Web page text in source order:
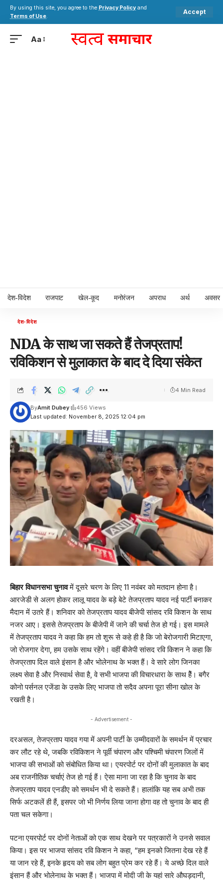
By using this site, you agree to the Privacy Policy and
Terms of Use.
Accept
Aa
देश-विदेश राजपाट खेल-कूद मनोरंजन अपराध अर्थ अवसर
देश-विदेश
NDA के साथ जा सकते हैं तेजप्रताप!
रविकिशन से मुलाकात के बाद दे दिया संकेत
Last updated: November 8, 2025 12:04 pm
ByAmit Dubey 456 Views
4 Min Read
बिहार विधानसभा चुनावमें दूसरे चरण के लिए 11 नवंबर को मतदान होना है।
आरजेडी से अलग होकर लालू यादव के बड़े बेटे तेजप्रताप यादव नई पार्टी बनाकर
मैदान में उतरे हैं। शनिवार को तेजप्रताप यादव बीजेपी सांसद रवि किशन के साथ
नजर आए। इससे तेजप्रताप के बीजेपी में जाने की चर्चा तेज हो गई। इस मामले
में तेजप्रताप यादव ने कहा कि हम तो शुरू से कहे ही है कि जो बेरोजगारी मिटाएगा,
जो रोजगार देगा, हम उसके साथ रहेंगे। वहीं बीजेपी सांसद रवि किशन ने कहा कि
तेजप्रताप दिल वाले इंसान है और भोलेनाथ के भक्त हैं। वे सारे लोग जिनका
लक्ष्य सेवा है और निस्वार्थ सेवा है, वे सभी भाजपा की विचारधारा के साथ हैें। बगैर
कोनो पर्सनल एजेंडा के उसके लिए भाजपा तो सदैव अपना पूरा सीना खोल के
रखती है।
- Advertisement -
दरअसल, तेजप्रताप यादव गया में अपनी पार्टी के उम्मीदवारों के समर्थन में प्रचार
कर लौट रहे थे, जबकि रविकिशन ने पूर्वी चंपारण और पश्चिमी चंपारण जिलों में
भाजपा की सभाओं को संबोधित किया था। एयरपोर्ट पर दोनों की मुलाकात के बाद
अब राजनीतिक चर्चाएं तेज हो गई हैं। ऐसा माना जा रहा है कि चुनाव के बाद
तेजप्रताप यादव एनडीए को समर्थन भी दे सकते हैं। हालांकि यह सब अभी तक
सिर्फ अटकलें ही हैं, इसपर जो भी निर्णय लिया जाना होगा वह तो चुनाव के बाद ही
पता चल सकेगा।
पटना एयरपोर्ट पर दोनों नेताओं को एक साथ देखने पर पत्रकारों ने उनसे सवाल
किया। इस पर भाजपा सांसद रवि किशन ने कहा, “हम इनको जितना देख रहे हैं
या जान रहे हैं, इनके हृदय को सब लोग बहुत प्रेम कर रहे हैं। ये अच्छे दिल वाले
इंसान हैं और भोलेनाथ के भक्त हैं। भाजपा में मोदी जी के यहां सारे औघड़दानी,